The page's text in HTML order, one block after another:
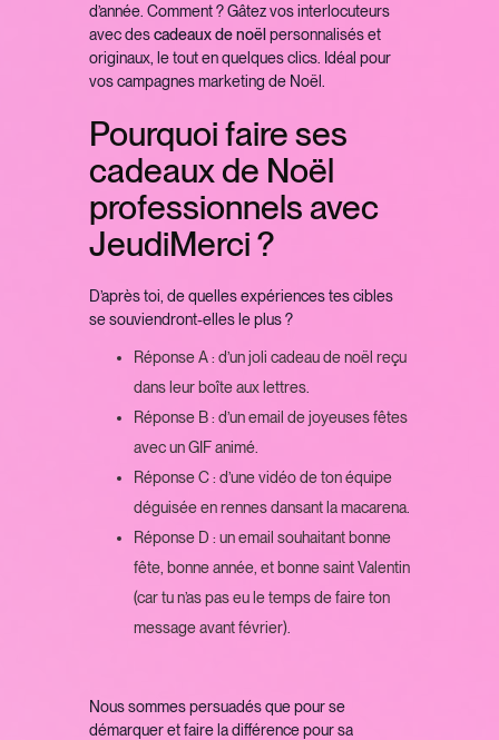
d’année. Comment ? Gâtez vos interlocuteurs
avec descadeaux de noëlpersonnalisés et
originaux, le tout en quelques clics. Idéal pour
vos campagnes marketing de Noël.
Pourquoi faire ses
cadeaux de Noël
professionnels avec
JeudiMerci ?
D’après toi, de quelles expériences tes cibles
se souviendront-elles le plus ?
Réponse A : d’un joli cadeau de noël reçu
dans leur boîte aux lettres.
Réponse B : d’un email de joyeuses fêtes
avec un GIF animé.
Réponse C : d’une vidéo de ton équipe
déguisée en rennes dansant la macarena.
Réponse D : un email souhaitant bonne
fête, bonne année, et bonne saint Valentin
(car tu n’as pas eu le temps de faire ton
message avant février).
Nous sommes persuadés que pour se
démarquer et faire la différence pour sa